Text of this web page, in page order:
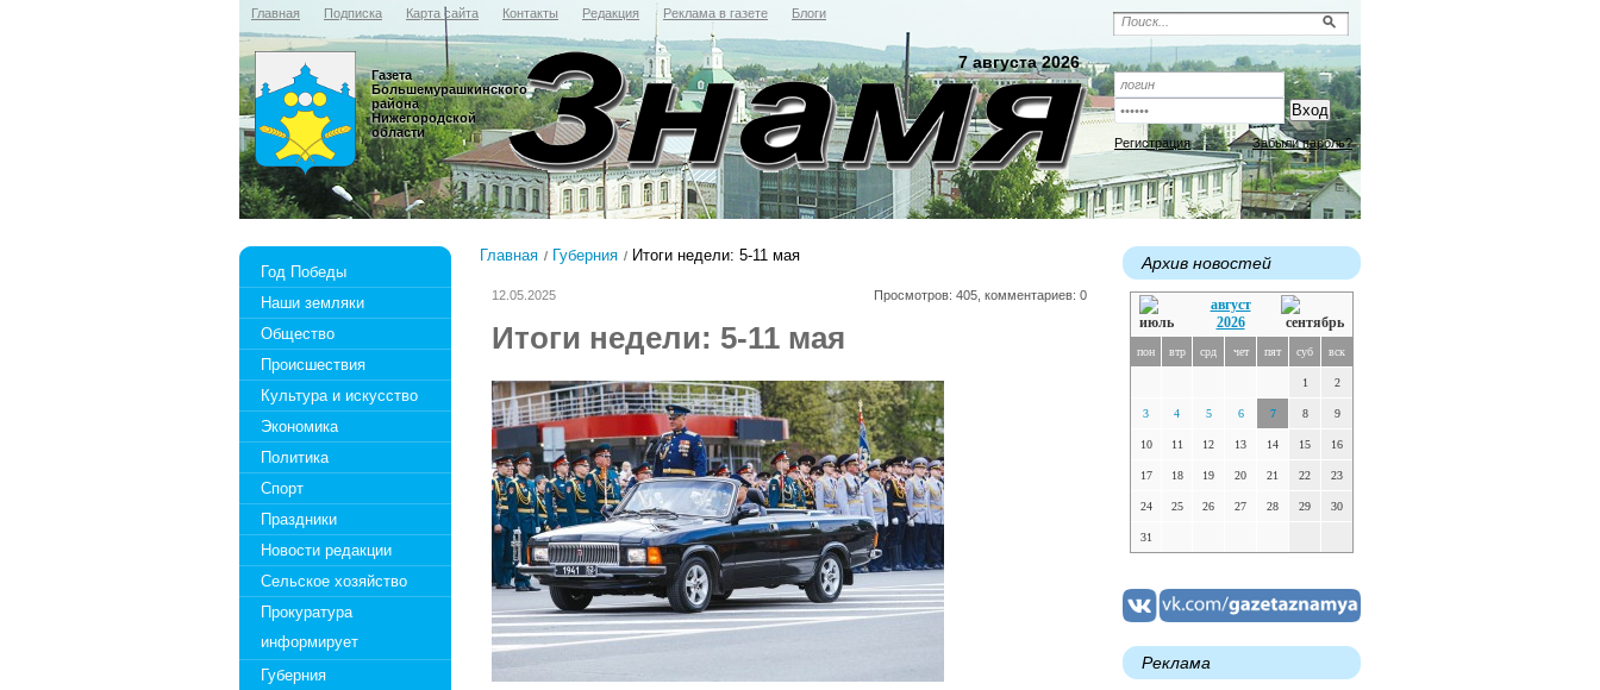
Главная Подписка Карта сайта Контакты Редакция Реклама в газете Блоги
Регистрация Забыли пароль?
7 августа 2026
Газета
Большемурашкинского
района
Нижегородской
области
Год Победы
Наши земляки
Общество
Происшествия
Культура и искусство
Экономика
Политика
Спорт
Праздники
Новости редакции
Сельское хозяйство
Прокуратура
информирует
Губерния
Главная Губерния Итоги недели: 5-11 мая
12.05.2025 Просмотров: 405, комментариев: 0
Итоги недели: 5-11 мая
Архив новостей
август
2026
пон втр срд чет пят суб вск
1 2
3 4 5 6 7 8 9
10 11 12 13 14 15 16
17 18 19 20 21 22 23
24 25 26 27 28 29 30
31
Реклама